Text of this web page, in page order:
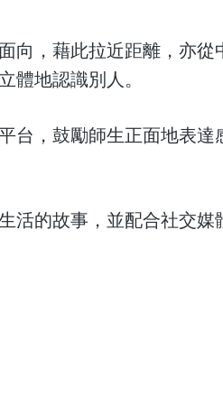
向，藉此拉近距離，亦
體地認識別人。
台，鼓勵師生正面地表
活的故事，並配合社交